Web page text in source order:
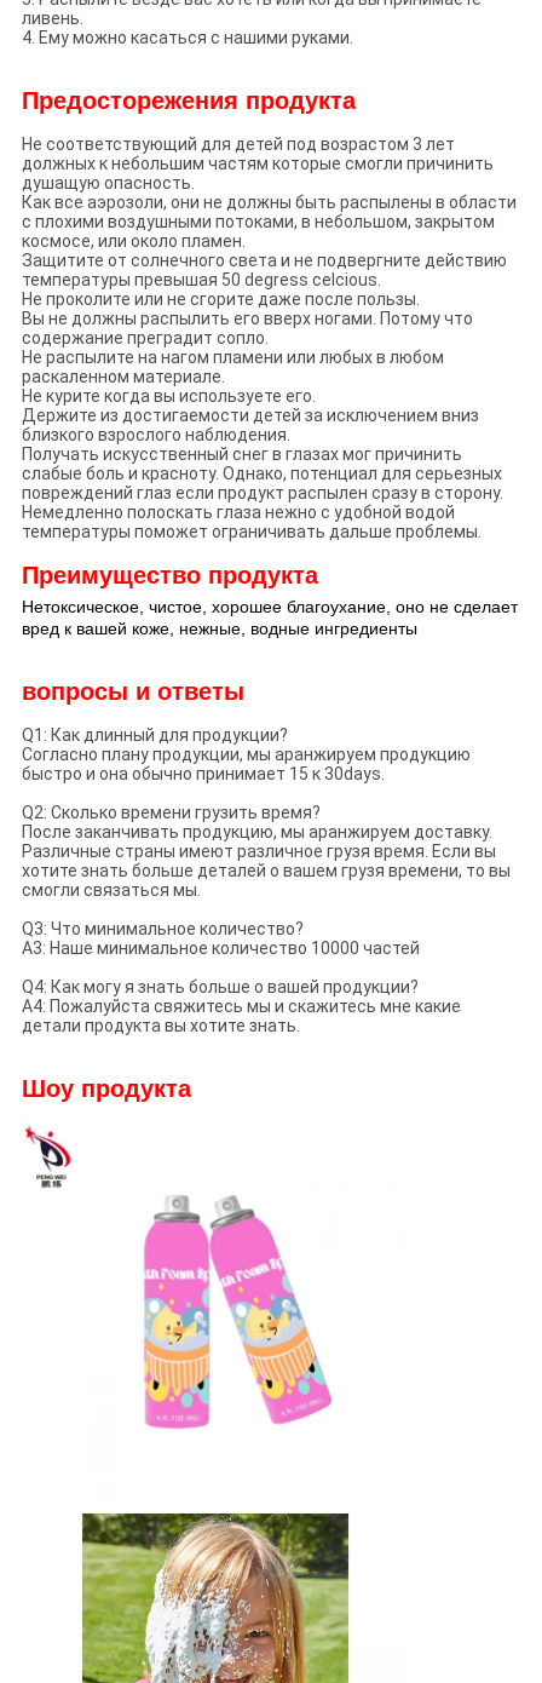
ливень.
4. Ему можно касаться с нашими руками.
Предосторежения продукта
Не соответствующий для детей под возрастом 3 лет
должных к небольшим частям которые смогли причинить
душащую опасность.
Как все аэрозоли, они не должны быть распылены в области
с плохими воздушными потоками, в небольшом, закрытом
космосе, или около пламен.
Защитите от солнечного света и не подвергните действию
температуры превышая 50 degress celcious.
Не проколите или не сгорите даже после пользы.
Вы не должны распылить его вверх ногами. Потому что
содержание преградит сопло.
Не распылите на нагом пламени или любых в любом
раскаленном материале.
Не курите когда вы используете его.
Держите из достигаемости детей за исключением вниз
близкого взрослого наблюдения.
Получать искусственный снег в глазах мог причинить
слабые боль и красноту. Однако, потенциал для серьезных
повреждений глаз если продукт распылен сразу в сторону.
Немедленно полоскать глаза нежно с удобной водой
температуры поможет ограничивать дальше проблемы.
Преимущество продукта
Нетоксическое, чистое, хорошее благоухание, оно не сделает
вред к вашей коже, нежные, водные ингредиенты
вопросы и ответы
Q1: Как длинный для продукции?
Согласно плану продукции, мы аранжируем продукцию
быстро и она обычно принимает 15 к 30days.
Q2: Сколько времени грузить время?
После заканчивать продукцию, мы аранжируем доставку.
Различные страны имеют различное грузя время. Если вы
хотите знать больше деталей о вашем грузя времени, то вы
смогли связаться мы.
Q3: Что минимальное количество?
A3: Наше минимальное количество 10000 частей
Q4: Как могу я знать больше о вашей продукции?
A4: Пожалуйста свяжитесь мы и скажитесь мне какие
детали продукта вы хотите знать.
Шоу продукта